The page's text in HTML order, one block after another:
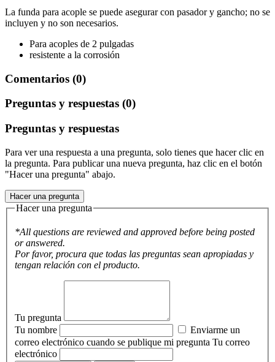
La funda para acople se puede asegurar con pasador y gancho; no se
incluyen y no son necesarios.
Para acoples de 2 pulgadas
resistente a la corrosión
Comentarios (0)
Preguntas y respuestas (0)
Preguntas y respuestas
Para ver una respuesta a una pregunta, solo tienes que hacer clic en
la pregunta. Para publicar una nueva pregunta, haz clic en el botón
"Hacer una pregunta" abajo.
Hacer una pregunta
Hacer una pregunta
*All questions are reviewed and approved before being posted
or answered.
Por favor, procura que todas las preguntas sean apropiadas y
tengan relación con el producto.
Tu pregunta
Tu nombre
Enviarme un
correo electrónico cuando se publique mi pregunta Tu correo
electrónico